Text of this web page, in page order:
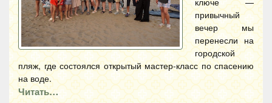
привычный
вечер мы
перенесли на
городской
пляж, где состоялся открытый мастер-класс по спасению
на воде.
Читать…